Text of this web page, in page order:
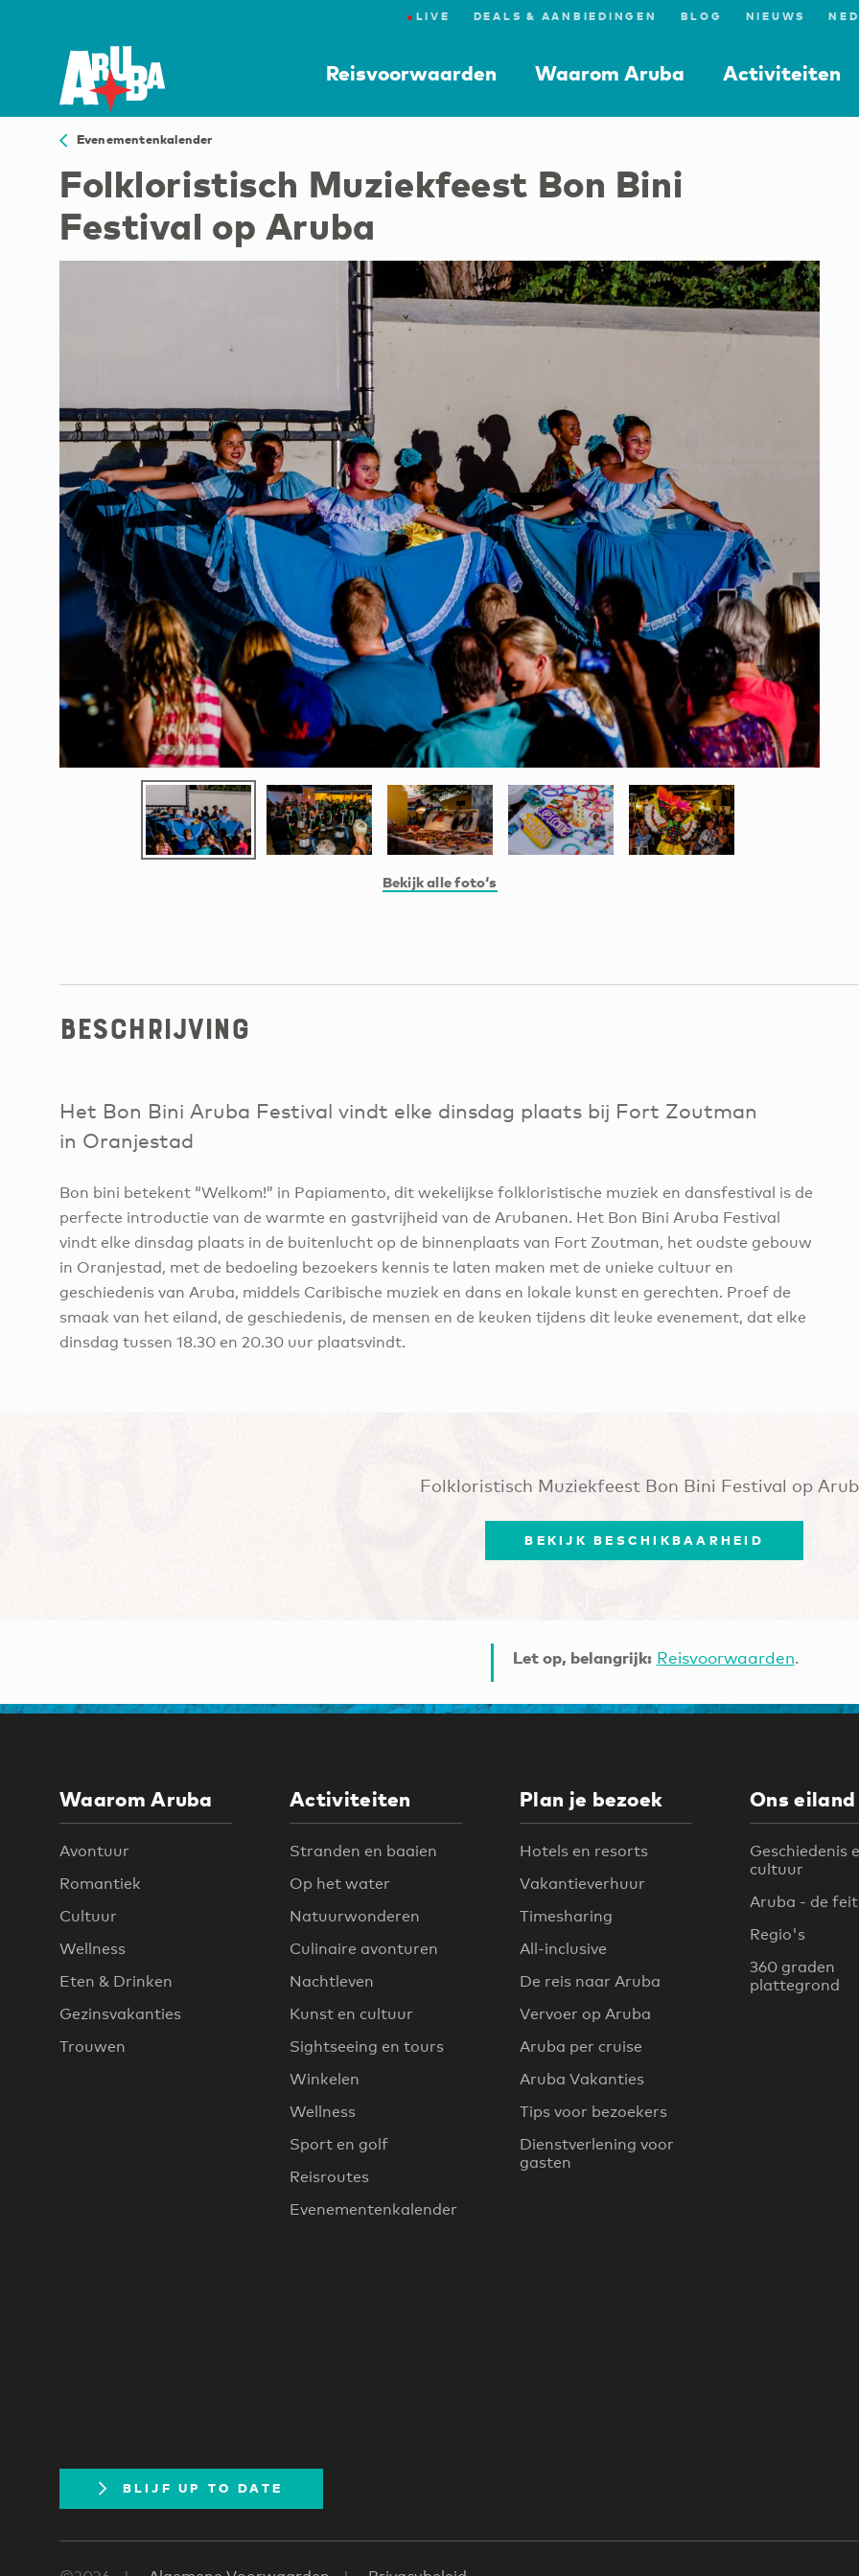
● LIVE DEALS & AANBIEDINGEN BLOG NIEUWS
Reisvoorwaarden Waarom Aruba Activiteiten
Evenementenkalender
Folkloristisch Muziekfeest Bon Bini
Festival op Aruba
Bekijk alle foto‘s
Beschrijving
Het Bon Bini Aruba Festival vindt elke dinsdag plaats bij Fort Zoutman
in Oranjestad
Bon bini betekent “Welkom!” in Papiamento, dit wekelijkse folkloristische muziek en dansfestival is de
perfecte introductie van de warmte en gastvrijheid van de Arubanen. Het Bon Bini Aruba Festival
vindt elke dinsdag plaats in de buitenlucht op de binnenplaats van Fort Zoutman, het oudste gebouw
in Oranjestad, met de bedoeling bezoekers kennis te laten maken met de unieke cultuur en
geschiedenis van Aruba, middels Caribische muziek en dans en lokale kunst en gerechten. Proef de
smaak van het eiland, de geschiedenis, de mensen en de keuken tijdens dit leuke evenement, dat elke
dinsdag tussen 18.30 en 20.30 uur plaatsvindt.
Folkloristisch Muziekfeest Bon Bini Festival op
BEKIJK BESCHIKBAARHEID
Let op, belangrijk: Reisvoorwaarden.
Waarom Aruba
Avontuur
Romantiek
Cultuur
Wellness
Eten & Drinken
Gezinsvakanties
Trouwen
Activiteiten
Stranden en baaien
Op het water
Natuurwonderen
Culinaire avonturen
Nachtleven
Kunst en cultuur
Sightseeing en tours
Winkelen
Wellness
Sport en golf
Reisroutes
Evenementenkalender
Plan je bezoek
Hotels en resorts
Vakantieverhuur
Timesharing
All-inclusive
De reis naar Aruba
Vervoer op Aruba
Aruba per cruise
Aruba Vakanties
Tips voor bezoekers
Dienstverlening voor
gasten
Ons eiland
Geschiedenis
cultuur
Aruba - de
Regio's
360 graden
plattegrond
BLIJF UP TO DATE